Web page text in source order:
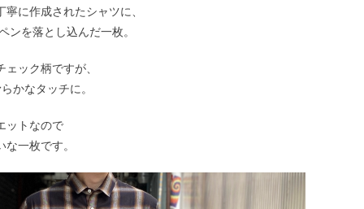
に作成されたシャツに、
ンを落とし込んだ一枚。
ック柄ですが、
かなタッチに。
ットなので
一枚です。